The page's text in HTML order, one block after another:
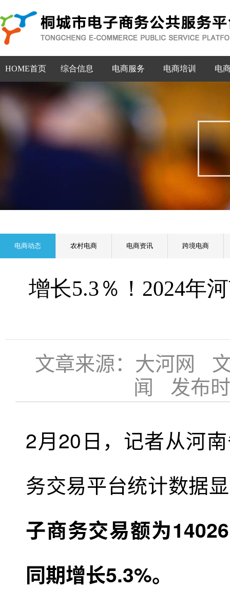
HOME首页 综合信息 电商服务 电商培训 电
电商动态 农村电商 电商资讯 跨境电商
增长5.3％！2024年
文章来源：大河网
闻 发布
2月20日，记者从河
务交易平台统计数据
子商务交易额为
同期增长5.3%。